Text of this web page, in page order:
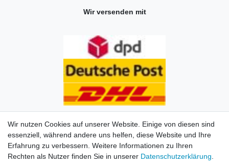
Wir versenden mit
Impressum Daten­schutz­erklärung AGB Kontakt
Wir nutzen Cookies auf unserer Website. Einige von diesen sind
essenziell, während andere uns helfen, diese Website und Ihre
Erfahrung zu verbessern. Weitere Informationen zu Ihren
Rechten als Nutzer finden Sie in unserer Daten­schutz­erklärung